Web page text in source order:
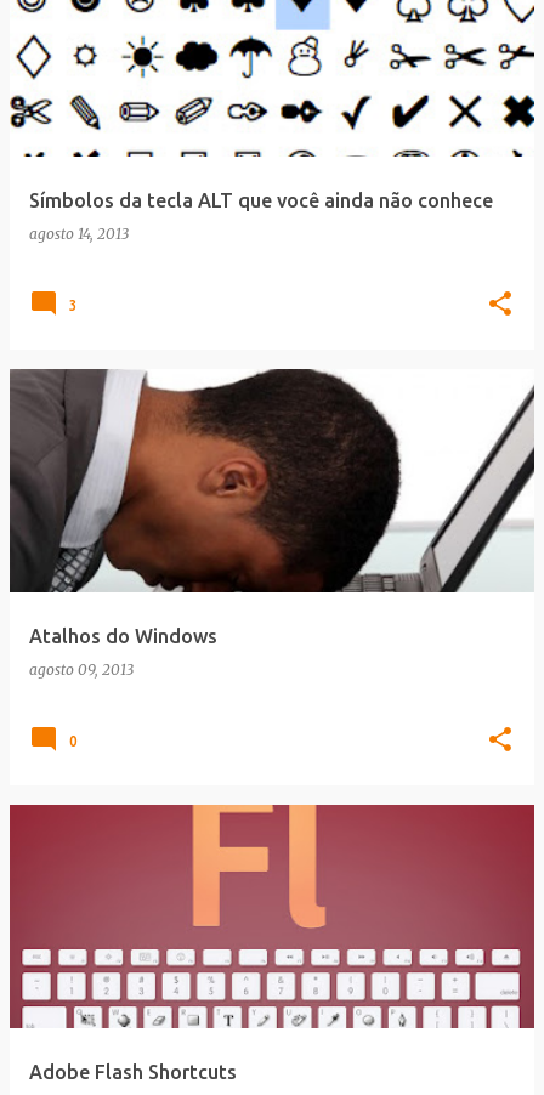
Símbolos da tecla ALT que você ainda não conhece
agosto 14, 2013
3
Atalhos do Windows
agosto 09, 2013
0
Adobe Flash Shortcuts